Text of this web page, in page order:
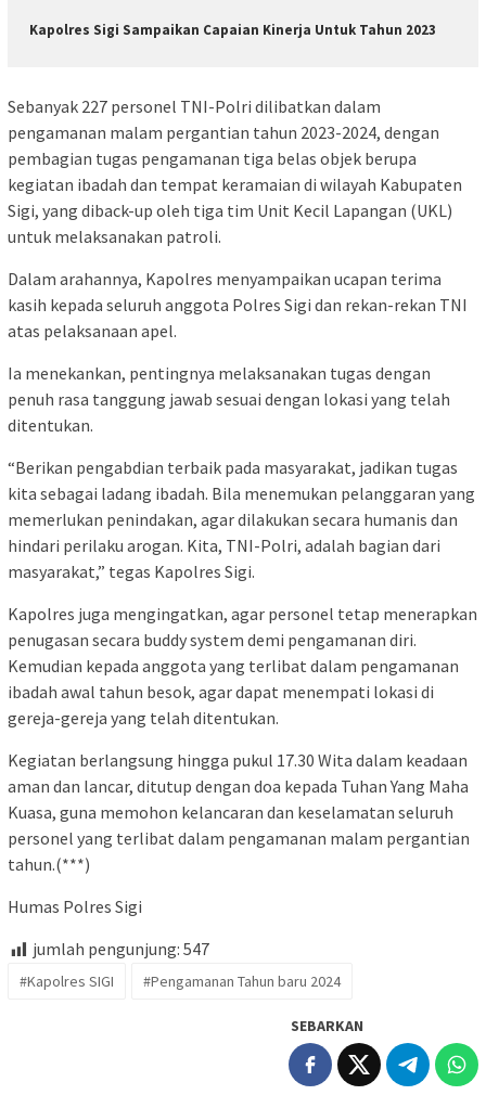
Kapolres Sigi Sampaikan Capaian Kinerja Untuk Tahun 2023
Sebanyak 227 personel TNI-Polri dilibatkan dalam
pengamanan malam pergantian tahun 2023-2024, dengan
pembagian tugas pengamanan tiga belas objek berupa
kegiatan ibadah dan tempat keramaian di wilayah Kabupaten
Sigi, yang diback-up oleh tiga tim Unit Kecil Lapangan (UKL)
untuk melaksanakan patroli.
Dalam arahannya, Kapolres menyampaikan ucapan terima
kasih kepada seluruh anggota Polres Sigi dan rekan-rekan TNI
atas pelaksanaan apel.
Ia menekankan, pentingnya melaksanakan tugas dengan
penuh rasa tanggung jawab sesuai dengan lokasi yang telah
ditentukan.
“Berikan pengabdian terbaik pada masyarakat, jadikan tugas
kita sebagai ladang ibadah. Bila menemukan pelanggaran yang
memerlukan penindakan, agar dilakukan secara humanis dan
hindari perilaku arogan. Kita, TNI-Polri, adalah bagian dari
masyarakat,” tegas Kapolres Sigi.
Kapolres juga mengingatkan, agar personel tetap menerapkan
penugasan secara buddy system demi pengamanan diri.
Kemudian kepada anggota yang terlibat dalam pengamanan
ibadah awal tahun besok, agar dapat menempati lokasi di
gereja-gereja yang telah ditentukan.
Kegiatan berlangsung hingga pukul 17.30 Wita dalam keadaan
aman dan lancar, ditutup dengan doa kepada Tuhan Yang Maha
Kuasa, guna memohon kelancaran dan keselamatan seluruh
personel yang terlibat dalam pengamanan malam pergantian
tahun.(***)
Humas Polres Sigi
jumlah pengunjung: 547
#Kapolres SIGI #Pengamanan Tahun baru 2024
SEBARKAN